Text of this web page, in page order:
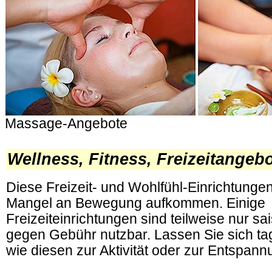
Massage-Angebote
Wellness, Fitness,
Diese Freizeit- und Wohlfühl-
Mangel an Bewegung aufkommen. Einige
Freizeiteinrichtungen sind teilweise nur
gegen Gebühr nutzbar. Lassen Sie sich
wie diesen zur Aktivität oder zur